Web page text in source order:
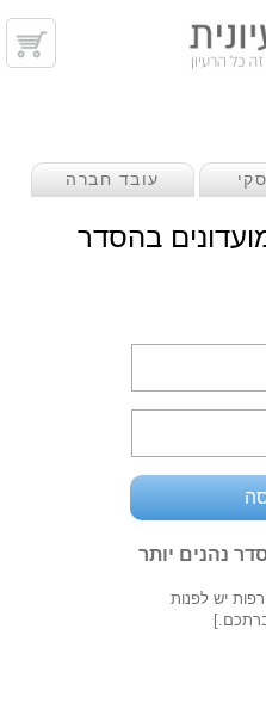
עובד חברה
בהסדר
נהנים יותר
יש לפנות